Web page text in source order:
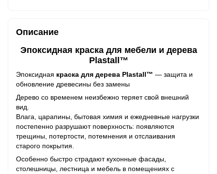
Описание
Эпоксидная краска для мебели и дерева
Plastall™
Эпоксидная краска для дерева Plastall™ — защита и
обновление древесины без замены
Дерево со временем неизбежно теряет свой внешний
вид.
Влага, царапины, бытовая химия и ежедневные нагрузки
постепенно разрушают поверхность: появляются
трещины, потертости, потемнения и отслаивания
старого покрытия.
Особенно быстро страдают кухонные фасады,
столешницы, лестница и мебель в помещениях с